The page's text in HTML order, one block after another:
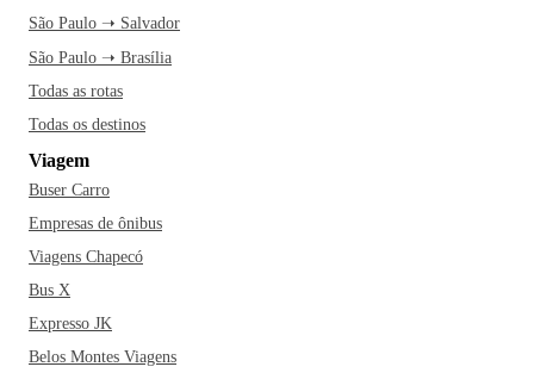
São Paulo ➝ Salvador
São Paulo ➝ Brasília
Todas as rotas
Todas os destinos
Viagem
Buser Carro
Empresas de ônibus
Viagens Chapecó
Bus X
Expresso JK
Belos Montes Viagens